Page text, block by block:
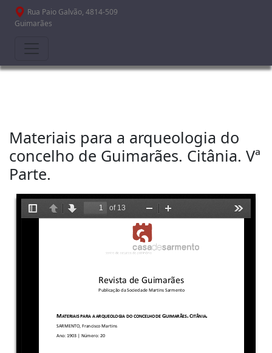
Passar para o conteúdo principal
Rua Paio Galvão, 4814-509
Guimarães
Materiais para a arqueologia do
concelho de Guimarães. Citânia. Vª
Parte.